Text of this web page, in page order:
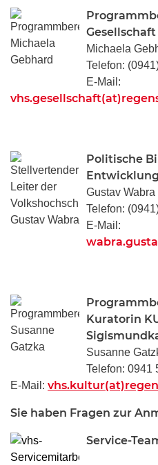
Gesellschaft
Michaela
Telefon:
E-Mail:
Politische
Entwicklung
Gustav Wabra
Telefon:
E-Mail:
Kuratorin
Susanne
Telefon: 0941
E-Mail:
Sie haben Fragen zur
Service-